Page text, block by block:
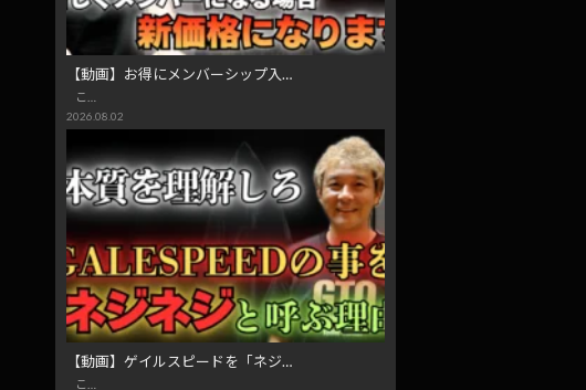
【動画】お得にメンバーシップ入…
こ…
2026.08.02
【動画】ゲイルスピードを「ネジ…
こ…